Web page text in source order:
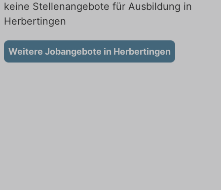
keine Stellenangebote für Ausbildung in
Herbertingen
Weitere Jobangebote in Herbertingen